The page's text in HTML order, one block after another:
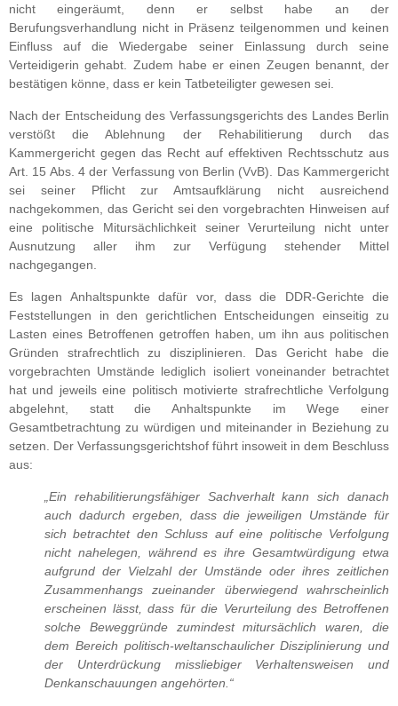
nicht eingeräumt, denn er selbst habe an der
Berufungsverhandlung nicht in Präsenz teilgenommen und keinen
Einfluss auf die Wiedergabe seiner Einlassung durch seine
Verteidigerin gehabt. Zudem habe er einen Zeugen benannt, der
bestätigen könne, dass er kein Tatbeteiligter gewesen sei.
Nach der Entscheidung des Verfassungsgerichts des Landes Berlin
verstößt die Ablehnung der Rehabilitierung durch das
Kammergericht gegen das Recht auf effektiven Rechtsschutz aus
Art. 15 Abs. 4 der Verfassung von Berlin (VvB). Das Kammergericht
sei seiner Pflicht zur Amtsaufklärung nicht ausreichend
nachgekommen, das Gericht sei den vorgebrachten Hinweisen auf
eine politische Mitursächlichkeit seiner Verurteilung nicht unter
Ausnutzung aller ihm zur Verfügung stehender Mittel
nachgegangen.
Es lagen Anhaltspunkte dafür vor, dass die DDR-Gerichte die
Feststellungen in den gerichtlichen Entscheidungen einseitig zu
Lasten eines Betroffenen getroffen haben, um ihn aus politischen
Gründen strafrechtlich zu disziplinieren. Das Gericht habe die
vorgebrachten Umstände lediglich isoliert voneinander betrachtet
hat und jeweils eine politisch motivierte strafrechtliche Verfolgung
abgelehnt, statt die Anhaltspunkte im Wege einer
Gesamtbetrachtung zu würdigen und miteinander in Beziehung zu
setzen. Der Verfassungsgerichtshof führt insoweit in dem Beschluss
aus:
„Ein rehabilitierungsfähiger Sachverhalt kann sich danach
auch dadurch ergeben, dass die jeweiligen Umstände für
sich betrachtet den Schluss auf eine politische Verfolgung
nicht nahelegen, während es ihre Gesamtwürdigung etwa
aufgrund der Vielzahl der Umstände oder ihres zeitlichen
Zusammenhangs zueinander überwiegend wahrscheinlich
erscheinen lässt, dass für die Verurteilung des Betroffenen
solche Beweggründe zumindest mitursächlich waren, die
dem Bereich politisch-weltanschaulicher Disziplinierung und
der Unterdrückung missliebiger Verhaltensweisen und
Denkanschauungen angehörten.“